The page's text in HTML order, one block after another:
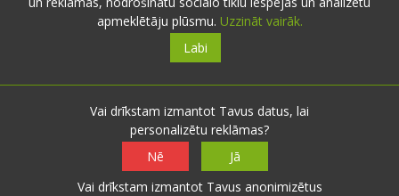
Pārdomas
apmeklētāju plūsmu. Uzzināt vairāk.
Labi
Vai drīkstam izmantot Tavus datus, lai
personalizētu reklāmas?
Nē
Jā
Vai drīkstam izmantot Tavus anonimizētus